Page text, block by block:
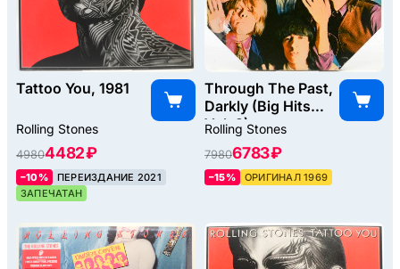
Tattoo You, 1981
Rolling Stones
49804482 ₽
–10%
ПЕРЕИЗДАНИЕ 2021
ЗАПЕЧАТАН
Through The Past,
Darkly (Big Hits
Vol. 2)
(Octagonal), 1969
Rolling Stones
79806783 ₽
–15% ОРИГИНАЛ 1969